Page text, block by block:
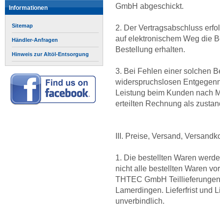
Informationen
Sitemap
Händler-Anfragen
Hinweis zur Altöl-Entsorgung
GmbH abgeschickt.
2. Der Vertragsabschluss
auf elektronischem Weg die
Bestellung erhalten.
3. Bei Fehlen einer solchen
widerspruchslosen
Leistung beim Kunden nach
erteilten Rechnung als
III. Preise, Versand,
1. Die bestellten Waren
nicht alle bestellten Waren
THTEC GmbH
Lamerdingen. Lieferfrist und
unverbindlich.